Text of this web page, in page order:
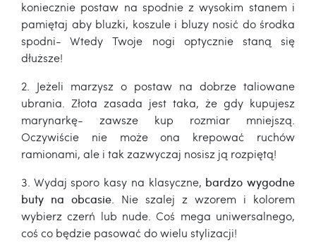
koniecznie postaw na spodnie z wysokim stanem i
pamiętaj aby bluzki, koszule i bluzy nosić do środka
spodni- Wtedy Twoje nogi optycznie staną się
dłuższe!
2. Jeżeli marzysz o postaw na dobrze taliowane
ubrania. Złota zasada jest taka, że gdy kupujesz
marynarkę- zawsze kup rozmiar mniejszą.
Oczywiście nie może ona krepować ruchów
ramionami, ale i tak zazwyczaj nosisz ją rozpiętą!
3. Wydaj sporo kasy na klasyczne, bardzo wygodne
buty na obcasie . Nie szalej z wzorem i kolorem
wybierz czerń lub nude. Coś mega uniwersalnego,
coś co będzie pasować do wielu stylizacji!